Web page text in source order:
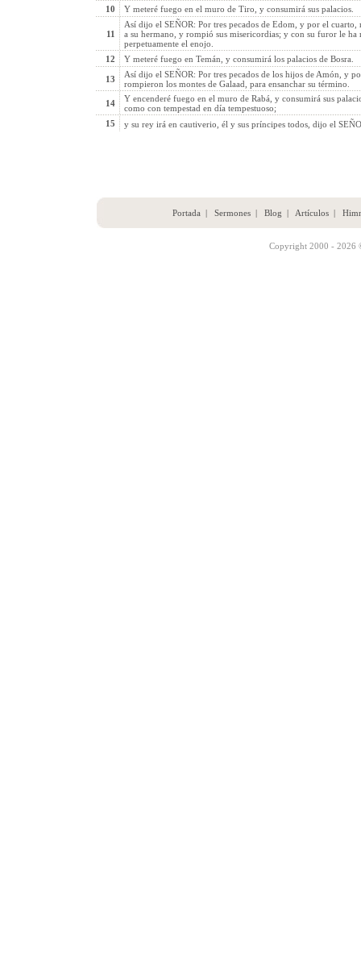
10
Y meteré fuego en el muro de Tiro, y consumirá sus palacios.
11
Así dijo el SEÑOR: Por tres pecados de Edom, y por el
a su hermano, y rompió sus misericordias; y con su furor le ha
perpetuamente el enojo.
12
Y meteré fuego en Temán, y consumirá los palacios de Bosra.
13
Así dijo el SEÑOR: Por tres pecados de los hijos de Amón, y
rompieron los montes de Galaad, para ensanchar su término.
14
Y encenderé fuego en el muro de Rabá, y consumirá sus
como con tempestad en día tempestuoso;
15
y su rey irá en cautiverio, él y sus príncipes todos, dijo el
Portada | Sermones| Blog | Artículos|
Copyright 2000 - 2026